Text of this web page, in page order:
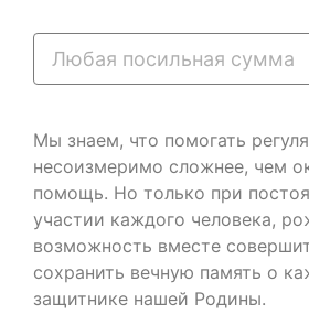
Мы знаем, что помогать
несоизмеримо сложнее, чем
помощь. Но только при
участии каждого человека,
возможность вместе
сохранить вечную память о
защитнике нашей Родины.